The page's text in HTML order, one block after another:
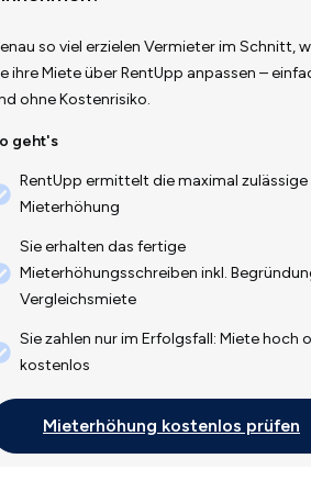
so viel erzielen Vermieter im Schnitt,
ihre Miete über RentUpp anpassen –
ohne Kostenrisiko.
geht's
RentUpp ermittelt die maximal zulässige
Mieterhöhung
Sie erhalten das fertige
Mieterhöhungsschreiben inkl.
Vergleichsmiete
Sie zahlen nur im Erfolgsfall: Miete hoch
kostenlos
Mieterhöhung kostenlos prüfen